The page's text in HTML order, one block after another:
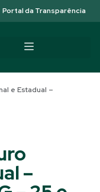
Portal da Transparência
e Estadual –
–